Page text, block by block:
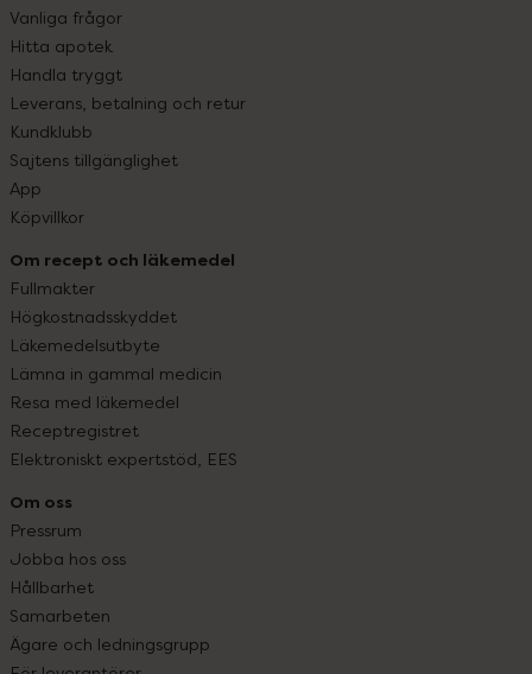
Vanliga frågor
Hitta apotek
Handla tryggt
Leverans, betalning och retur
Kundklubb
Sajtens tillgänglighet
App
Köpvillkor
Om recept och läkemedel
Fullmakter
Högkostnadsskyddet
Läkemedelsutbyte
Lämna in gammal medicin
Resa med läkemedel
Receptregistret
Elektroniskt expertstöd, EES
Om oss
Pressrum
Jobba hos oss
Hållbarhet
Samarbeten
Ägare och ledningsgrupp